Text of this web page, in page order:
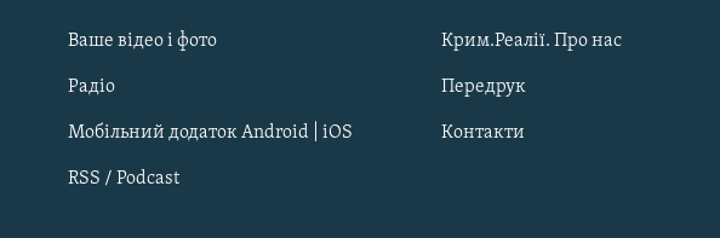
ДОЛУЧАЙСЯ!
Ваше відео і фото
Радіо
Мобільний додаток Android | iOS
RSS / Podcast
Крим.Реалії. Про нас
Передрук
Контакти